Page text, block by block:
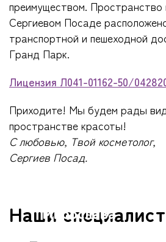
преимуществом. Пространство
Сергиевом Посаде
транспортной и пешеходной
Гранд Парк.
Лицензия Л041-01162-50/
Приходите! Мы будем рады
пространстве красоты!
С любовью, Твой косметолог,
Сергиев Посад.
НашиМирослава